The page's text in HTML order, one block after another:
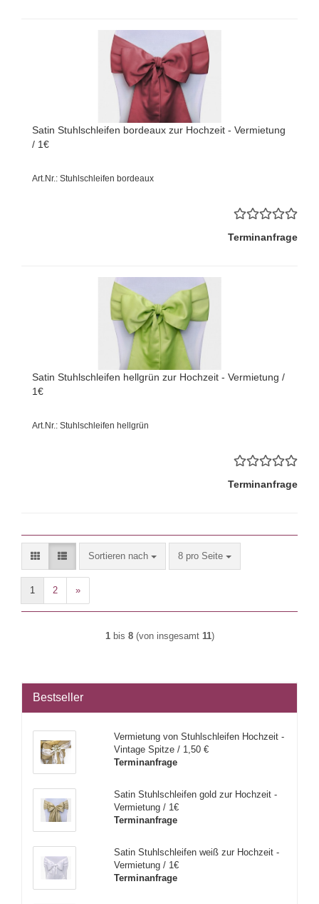
Satin Stuhlschleifen bordeaux zur Hochzeit - Vermietung
/ 1€
Art.Nr.: Stuhlschleifen bordeaux
Terminanfrage
Satin Stuhlschleifen hellgrün zur Hochzeit - Vermietung /
1€
Art.Nr.: Stuhlschleifen hellgrün
Terminanfrage
Sortieren nach
Sortieren nach 8 pro Seite
pro Seite
1 2 »
1bis 8(von insgesamt 11)
Bestseller
Vermietung von Stuhlschleifen Hochzeit -
Vintage Spitze / 1,50 €
Terminanfrage
Satin Stuhlschleifen gold zur Hochzeit -
Vermietung / 1€
Terminanfrage
Satin Stuhlschleifen weiß zur Hochzeit -
Vermietung / 1€
Terminanfrage